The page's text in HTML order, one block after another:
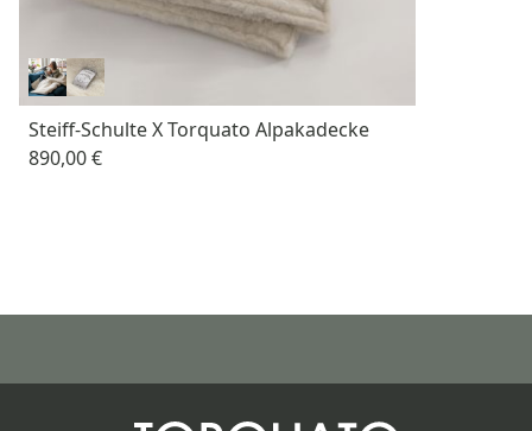
Steiff-Schulte X Torquato Alpakadecke
890,00 €